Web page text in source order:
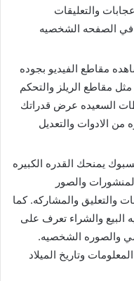
والتعليقات
في الصفحه الشخصيه
مقاطع الفيديو بجوده
مقاطع الريلز والتحكم
السعيده عرض قدراتك
من الادوات والتعديل
يمنحك القدره الكبيره
والصور
والتعليق والمشاركه. كما
البيع والشراء تعرف على
والصوره الشخصيه.
وتاريخ الميلاد